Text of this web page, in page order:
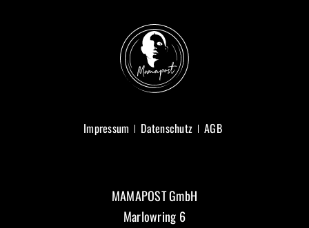
Impressum Datenschutz AGB
MAMAPOST GmbH
Marlowring 6